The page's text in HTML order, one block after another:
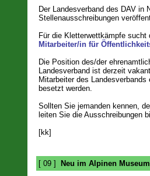
Der Landesverband des DAV in
Stellenausschreibungen
Für die Kletterwettkämpfe
Mitarbeiter/in für
Die Position des/der
Landesverband ist derzeit
Mitarbeiter des
besetzt werden.
Sollten Sie jemanden kennen,
leiten Sie die Ausschreibungen
[kk]
[ 09 ]
Neu im Alpinen